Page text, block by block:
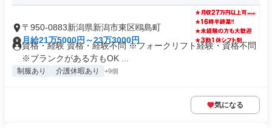
〒950-0883新潟県新潟市東区鴎島町
月給21万5000円～23万3000円
資格・経験 資格・経験不問 ※フォークリフト経験・資格不問
※ブランクがある方もOK ...
制服あり 介護休暇あり +9個
気になる